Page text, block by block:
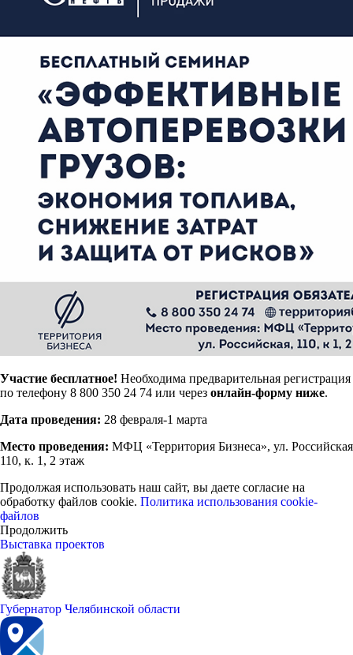
Участие бесплатное! Необходима предварительная регистрация
по телефону 8 800 350 24 74 или через онлайн-форму ниже.
Дата проведения: 28 февраля-1 марта
Место проведения: МФЦ «Территория Бизнеса», ул. Российская
110, к. 1, 2 этаж
Продолжая использовать наш сайт, вы даете согласие на
обработку файлов cookie. Политика использования cookie-
файлов
Продолжить
Выставка проектов
Губернатор Челябинской области